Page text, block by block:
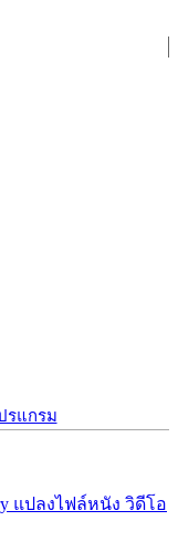
รแกรม
แปลงไฟล์หนัง วิดีโอ